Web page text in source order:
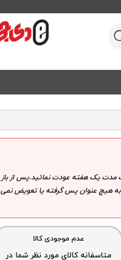
مدت یک هفته عودت نمائید.پس از باز
به هیچ عنوان پس گرفته یا تعویض نمی
عدم موجودی کالا
متاسفانه کالای مورد نظر شما در